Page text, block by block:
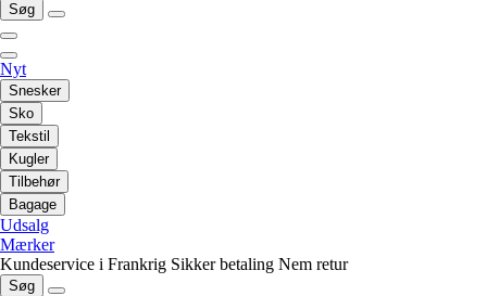
Søg
Nyt
Snesker
Sko
Tekstil
Kugler
Tilbehør
Bagage
Udsalg
Mærker
Kundeservice i Frankrig Sikker betaling Nem retur
Søg